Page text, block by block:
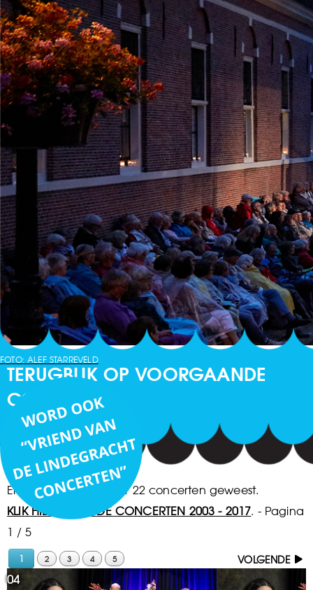
FOTO: ALEF STARREVELD
TERUGBLIK OP VOORGAANDE
CONCERTEN
Er zijn na 2017 al weer 22 concerten geweest.
KLIK HIER VOOR DE CONCERTEN 2003 - 2017. - Pagina
1 / 5
1 2 3 4 5 VOLGENDE
04